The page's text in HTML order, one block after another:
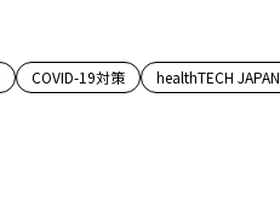
COVID-19対策 healthTECH JAPAN